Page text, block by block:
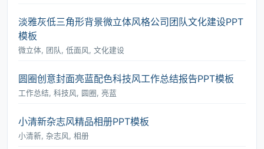
淡雅灰低三角形背景微立体风格公司团队文化建设PPT
模板
微立体, 团队, 低面风, 文化建设
圆圈创意封面亮蓝配色科技风工作总结报告PPT模板
工作总结, 科技风, 圆圈, 亮蓝
小清新杂志风精品相册PPT模板
小清新, 杂志风, 相册